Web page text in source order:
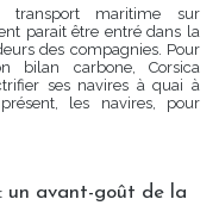
transport maritime sur
parait être entré dans la
des compagnies. Pour
bilan carbone, Corsica
ses navires à quai à
les navires, pour
un avant-goût de la